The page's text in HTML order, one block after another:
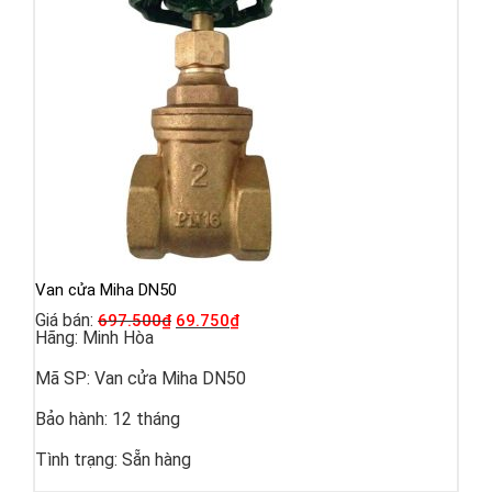
Van cửa Miha DN50
Giá bán: 697.500₫ 69.750₫
Hãng: Minh Hòa
Mã SP: Van cửa Miha DN50
Bảo hành: 12 tháng
Tình trạng: Sẵn hàng